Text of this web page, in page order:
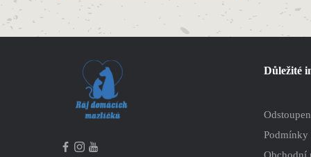
Důležité
Podmínky
Obchodní